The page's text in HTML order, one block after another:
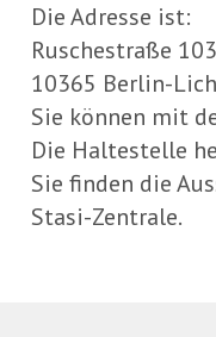
Die Adresse ist:
Ruschestraße 103
10365 Berlin-
Sie können mit
Die Haltestelle
Sie finden die
Stasi-Zentrale.